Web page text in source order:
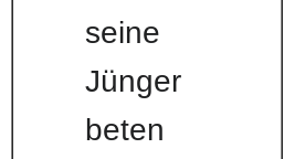
seine
Jünger
beten